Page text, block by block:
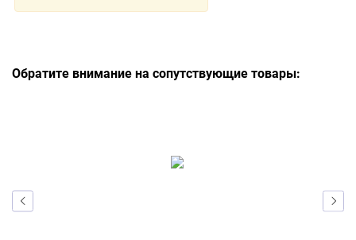
Обратите внимание на сопутствующие товары: